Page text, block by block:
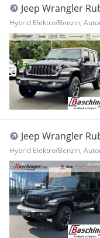
Jeep Wrangler
Hybrid Elektro/Benzin,
Jeep Wrangler
Hybrid Elektro/Benzin,